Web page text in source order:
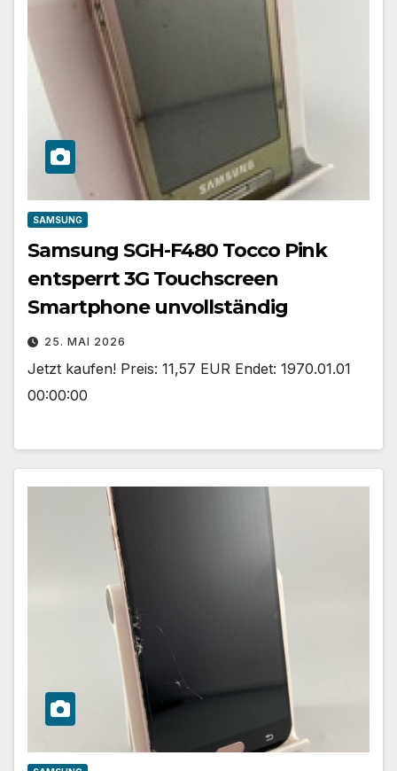
SAMSUNG
Samsung SGH-F480 Tocco Pink
entsperrt 3G Touchscreen
Smartphone unvollständig
25. MAI 2026
Jetzt kaufen! Preis: 11,57 EUR Endet: 1970.01.01
00:00:00